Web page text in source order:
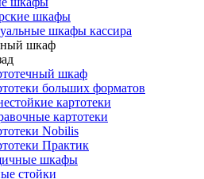
шкафы
шкафы кассира
шкаф
шкаф
больших форматов
картотеки
картотеки
Nobilis
Практик
шкафы
стойки